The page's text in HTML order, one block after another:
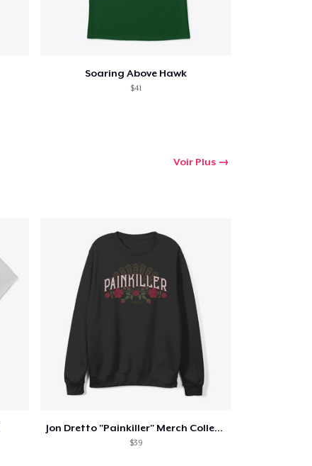
Soaring Above Hawk
$41
Voir Plus
Jon Dretto "Painkiller" Merch Collection
$39